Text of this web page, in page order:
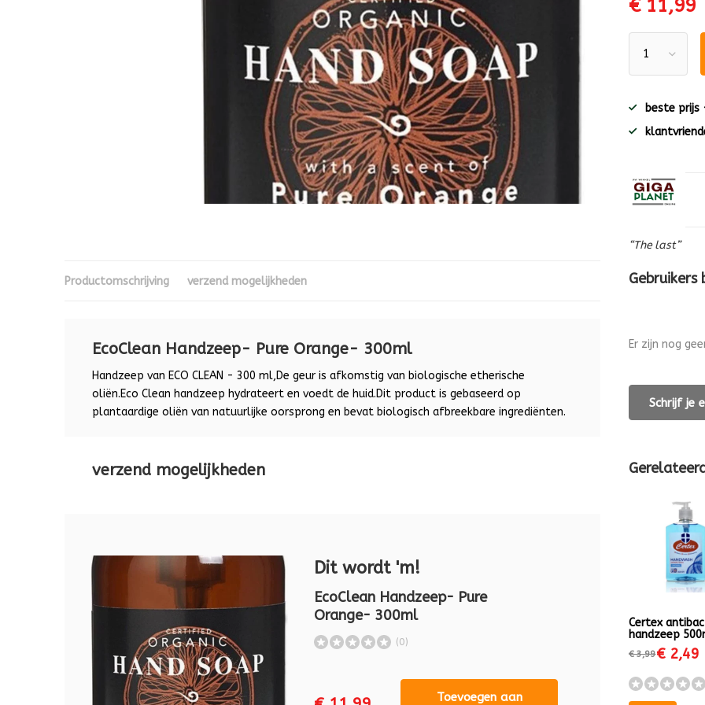
€ 11,99
beste
“The last”
Productomschrijving verzend mogelijkheden
EcoClean Handzeep- Pure Orange- 300ml
Handzeep van ECO CLEAN - 300 ml,De geur is afkomstig van biologische etherische
oliën.Eco Clean handzeep hydrateert en voedt de huid.Dit product is gebaseerd op
plantaardige oliën van natuurlijke oorsprong en bevat biologisch afbreekbare ingrediënten.
verzend mogelijkheden
Dit wordt 'm!
EcoClean Handzeep- Pure
Orange- 300ml
(0)
Toevoegen aan
Gebruikers
Er zijn nog
Schrijf je
Certex
handzeep
€ 3,99€ 2,49